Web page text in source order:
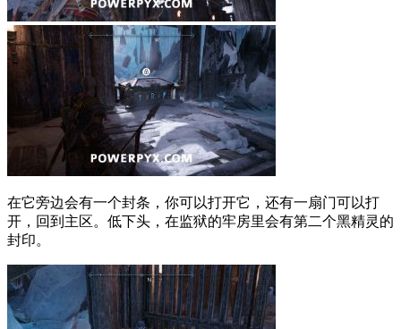
在它旁边会有一个封条，你可以打开它，还有一扇门可以打
开，回到主区。低下头，在监狱的牢房里会有第二个黑精灵的
封印。